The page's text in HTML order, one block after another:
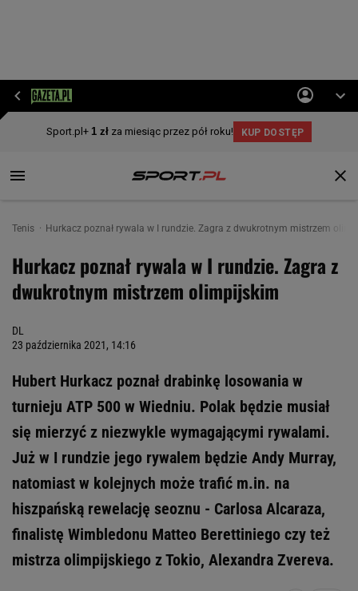
Tenis Hurkacz poznał rywala w I rundzie. Zagra z dwukrotnym mistrzem
Hurkacz poznał rywala w I rundzie. Zagra z
dwukrotnym mistrzem olimpijskim
DL
23 października 2021, 14:16
Hubert Hurkacz poznał drabinkę losowania w
turnieju ATP 500 w Wiedniu. Polak będzie musiał
się mierzyć z niezwykle wymagającymi rywalami.
Już w I rundzie jego rywalem będzie Andy Murray,
natomiast w kolejnych może trafić m.in. na
hiszpańską rewelację seoznu - Carlosa Alcaraza,
finalistę Wimbledonu Matteo Berettiniego czy też
mistrza olimpijskiego z Tokio, Alexandra Zvereva.